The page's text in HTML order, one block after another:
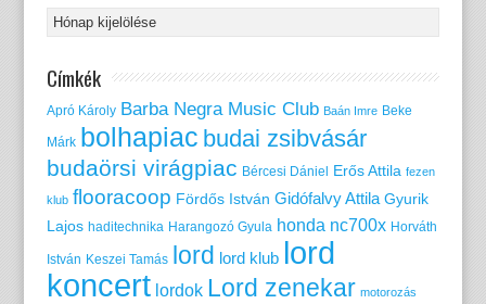
Címkék
Apró Károly Barba Negra Music Club Baán Imre Beke
Márk bolhapiac budai zsibvásár
budaörsi virágpiac Bércesi Dániel Erős Attila fezen
klub flooracoop Fördős István Gidófalvy Attila Gyurik
Lajos haditechnika Harangozó Gyula honda nc700x Horváth
István Keszei Tamás lord lord klub lord
koncert lordok Lord zenekar motorozás